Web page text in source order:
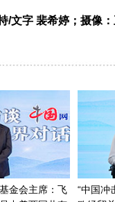
/文字 裴希婷；摄像